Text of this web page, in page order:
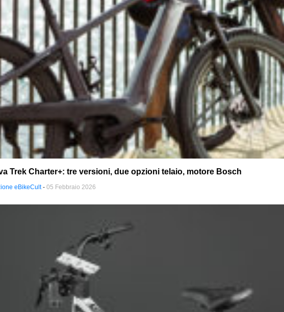
Trek Charter+: tre versioni, due opzioni telaio, motore Bosch
eBikeCult-05 Febbraio 2026